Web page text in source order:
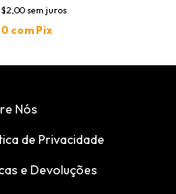
sem juros
com Pix
Nós
de Privacidade
e Devoluções